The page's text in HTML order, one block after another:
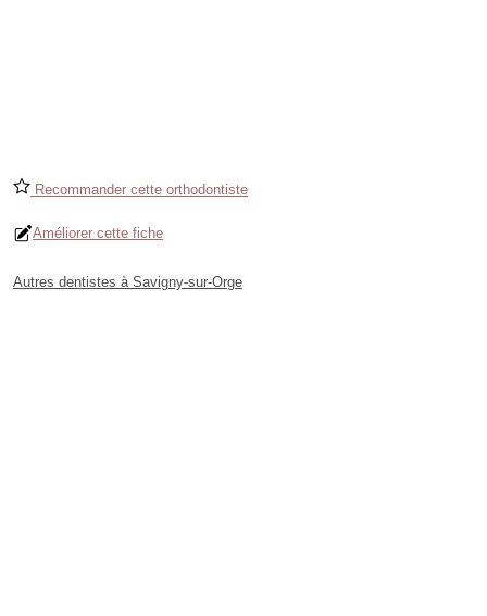
Recommander cette orthodontiste
Améliorer cette fiche
Autres dentistes à Savigny-sur-Orge